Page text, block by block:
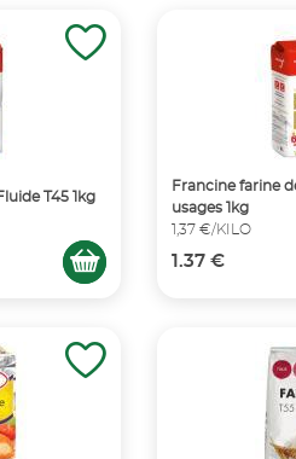
T45 1kg
Francine farine
usages 1kg
1,37 €/KILO
1.37 €